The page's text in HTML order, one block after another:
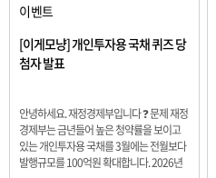
이벤트
[이게모냥] 개인투자용 국채 퀴즈 당
첨자 발표
안녕하세요. 재정경제부입니다 ❓ 문제 재정
경제부는 금년들어 높은 청약률을 보이고
있는 개인투자용 국채를 3월에는 전월보다
발행규모를 100억원 확대합니다. 2026년